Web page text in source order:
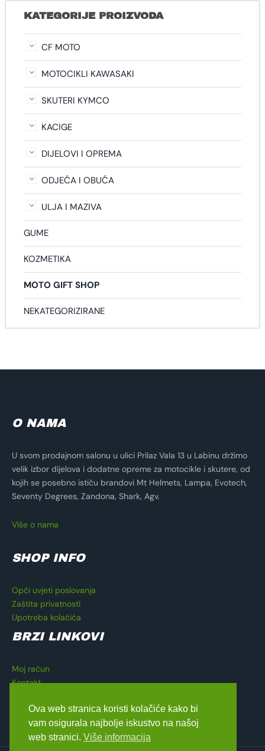
KATEGORIJE PROIZVODA
CF MOTO
MOTOCIKLI KAWASAKI
SKUTERI KYMCO
KACIGE
DIJELOVI I OPREMA
ODJEĆA I OBUĆA
ULJA I MAZIVA
GUME
KOZMETIKA
MOTO GIFT SHOP
NEKATEGORIZIRANE
O NAMA
U svom prodajnom salonu u ulici Prilaz Vala 13 u Labinu držimo
velik izbor dijelova i dodatne opreme za motocikle i skutere, od
kojih se posebno ističu brandovi Mt Helmets, Lampa, Evotech,
Seventy Degrees, Zandona, Shark, Agv.
Više o nama
SHOP INFO
Opći uvjeti poslovanja
Zaštita privatnosti
Upotreba kolačića
BRZI LINKOVI
Moj račun
Kontakt
Blagajna
Ova web stranica koristi kolačiće kako bi
vam osigurala najbolje iskustvo na našoj
web stranici. Više informacija